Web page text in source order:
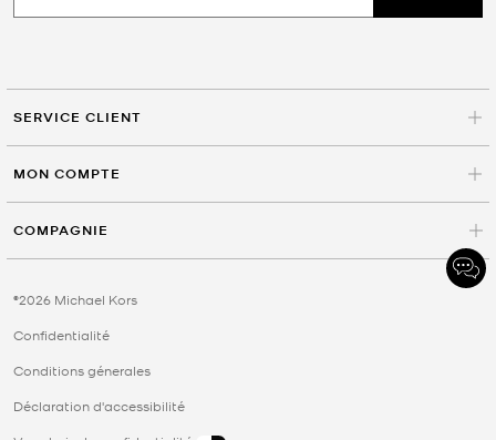
SERVICE CLIENT
MON COMPTE
COMPAGNIE
©2026 Michael Kors
Confidentialité
Conditions génerales
Déclaration d'accessibilité